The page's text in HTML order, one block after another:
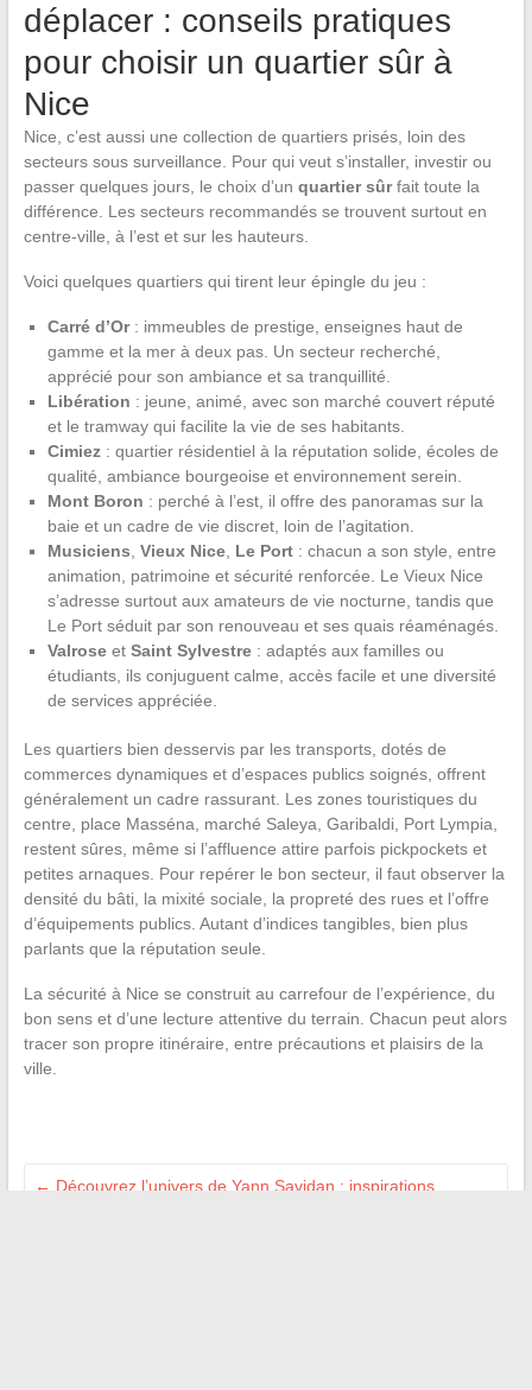
déplacer : conseils pratiques
pour choisir un quartier sûr à
Nice
Nice, c’est aussi une collection de quartiers prisés, loin des
secteurs sous surveillance. Pour qui veut s’installer, investir ou
passer quelques jours, le choix d’un quartier sûrfait toute la
différence. Les secteurs recommandés se trouvent surtout en
centre-ville, à l’est et sur les hauteurs.
Voici quelques quartiers qui tirent leur épingle du jeu :
Carré d’Or: immeubles de prestige, enseignes haut de
gamme et la mer à deux pas. Un secteur recherché,
apprécié pour son ambiance et sa tranquillité.
Libération : jeune, animé, avec son marché couvert réputé
et le tramway qui facilite la vie de ses habitants.
Cimiez: quartier résidentiel à la réputation solide, écoles de
qualité, ambiance bourgeoise et environnement serein.
Mont Boron : perché à l’est, il offre des panoramas sur la
baie et un cadre de vie discret, loin de l’agitation.
Musiciens Vieux Nice, Le Port: chacun a son style, entre
animation, patrimoine et sécurité renforcée. Le Vieux Nice
s’adresse surtout aux amateurs de vie nocturne, tandis que
Le Port séduit par son renouveau et ses quais réaménagés.
Valroseet Saint Sylvestre: adaptés aux familles ou
étudiants, ils conjuguent calme, accès facile et une diversité
de services appréciée.
Les quartiers bien desservis par les transports, dotés de
commerces dynamiques et d’espaces publics soignés, offrent
généralement un cadre rassurant. Les zones touristiques du
centre, place Masséna, marché Saleya, Garibaldi, Port Lympia,
restent sûres, même si l’affluence attire parfois pickpockets et
petites arnaques. Pour repérer le bon secteur, il faut observer la
densité du bâti, la mixité sociale, la propreté des rues et l’offre
d’équipements publics. Autant d’indices tangibles, bien plus
parlants que la réputation seule.
La sécurité à Nice se construit au carrefour de l’expérience, du
bon sens et d’une lecture attentive du terrain. Chacun peut alors
tracer son propre itinéraire, entre précautions et plaisirs de la
ville.
← Découvrez l’univers de Yann Savidan : inspirations,